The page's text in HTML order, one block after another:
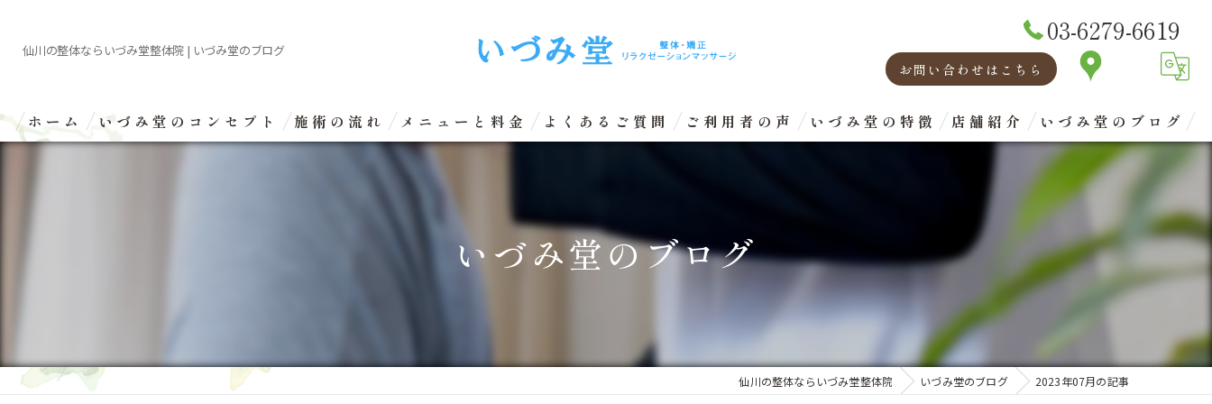
仙川の整体ならいづみ堂整体院 | いづみ堂のブログ
03-6279-6619
お問い合わせはこちら
ホーム いづみ堂のコンセプト 施術の流れ メニューと料金
リラクゼーションマッサージ
整体矯正（骨盤矯正）
眼精疲労改善コース
よくあるご質問 ご利用者の声 いづみ堂の特徴
肩こり
店舗紹介
代表あいさつ
いづみ堂のブログ
いづみ堂のブログ
仙川の整体ならいづみ堂整体院 いづみ堂のブログ 2023年07月の記事